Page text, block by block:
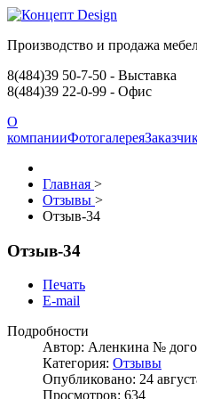
Производство и продажа
8(484)39 50-7-50 - Выставка
8(484)39 22-0-99 - Офис
О
компанииФотогалерея
Главная >
Отзывы >
Отзыв-34
Отзыв-34
Печать
E-mail
Подробности
Автор: Аленкина №
Категория: Отзывы
Опубликовано: 24
Просмотров: 634